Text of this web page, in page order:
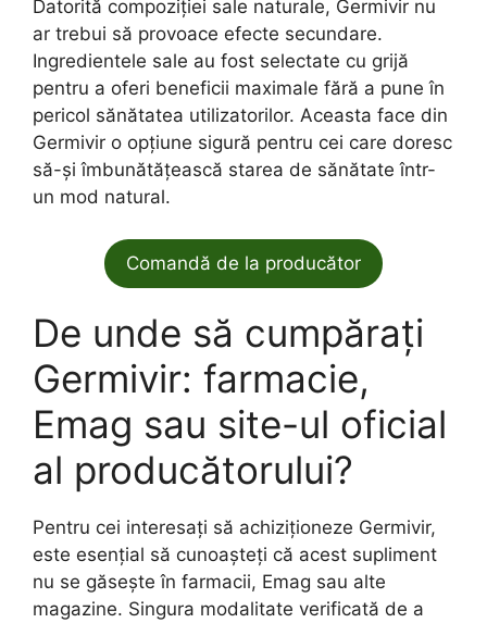
Datorită compoziției sale naturale, Germivir nu
ar trebui să provoace efecte secundare.
Ingredientele sale au fost selectate cu grijă
pentru a oferi beneficii maximale fără a pune în
pericol sănătatea utilizatorilor. Aceasta face din
Germivir o opțiune sigură pentru cei care doresc
să-și îmbunătățească starea de sănătate într-
un mod natural.
Comandă de la producător
De unde să cumpărați
Germivir: farmacie,
Emag sau site-ul oficial
al producătorului?
Pentru cei interesați să achiziționeze Germivir,
este esențial să cunoașteți că acest supliment
nu se găsește în farmacii, Emag sau alte
magazine. Singura modalitate verificată de a